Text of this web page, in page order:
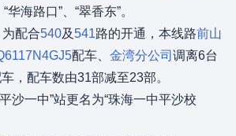
华海路口”、“翠香东”。
配合540及541路的开通，本线路前山
配车、 金湾分公司 调离6台
，配车数由31部减至23部。
沙一中”站更名为“珠海一中平沙校